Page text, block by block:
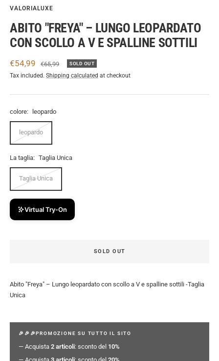
VALORIALUXE
ABITO "FREYA" – LUNGO LEOPARDATO
CON SCOLLO A V E SPALLINE SOTTILI
Sale
price
€54,99
Regular
price
€65,99 SOLD OUT
Tax included. Shipping calculated at checkout
colore: leopardo
leopardo
La taglia: Taglia Unica
Taglia Unica
Virtual Try-On
SOLD OUT
Abito "Freya" – Lungo leopardato con scollo a V e spalline sottili -Taglia
Unica
🎉🎉🎉PROMOZIONE SU TUTTO IL SITO
— Acquista 2 articoli: sconto del 10%